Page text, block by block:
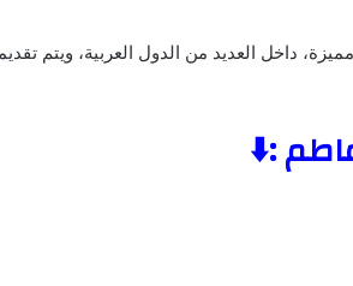
داخل العديد من الدول العربية، ويتم
:⬇️